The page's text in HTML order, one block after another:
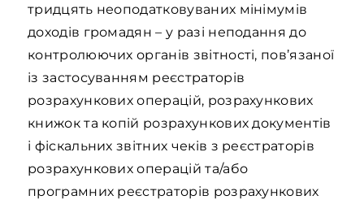
тридцять неоподатковуваних мінімумів
доходів громадян – у разі неподання до
контролюючих органів звітності, пов’язаної
із застосуванням реєстраторів
розрахункових операцій, розрахункових
книжок та копій розрахункових документів
і фіскальних звітних чеків з реєстраторів
розрахункових операцій та/або
програмних реєстраторів розрахункових